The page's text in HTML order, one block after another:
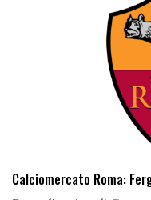
Calciomercato Roma: